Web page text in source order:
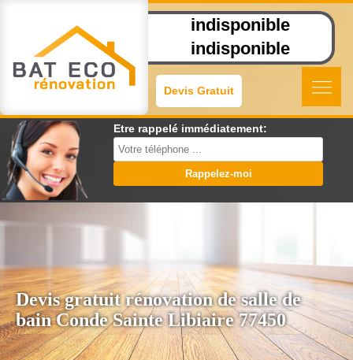
indisponible
indisponible
Devis Gratuit
Etre rappelé immédiatement:
Devis gratuit rénovation de salle de
bain Conde Sainte Libiaire 77450